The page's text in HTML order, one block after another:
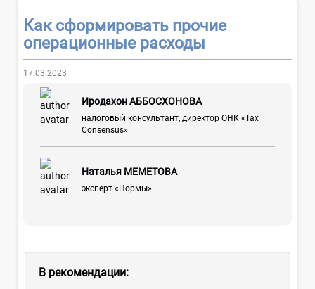
Как сформировать прочие
операционные расходы
17.03.2023
Иродахон АББОСХОНОВА
налоговый консультант, директор ОНК «Tax
Consensus»
Наталья МЕМЕТОВА
эксперт «Нормы»
В рекомендации: